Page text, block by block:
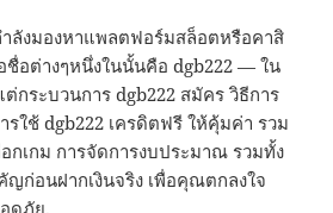
ำลังมองหาแพลตฟอร์มสล็อตหรือคาสิ
ชื่อต่างๆหนึ่งในนั้นคือ dgb222 — ใน
กระบวนการ dgb222 สมัคร วิธีการ
รใช้ dgb222 เครดิตฟรี ให้คุ้มค่า รวม
กเกม การจัดการงบประมาณ รวมทั้ง
ก่อนฝากเงินจริง เพื่อคุณตกลงใจ